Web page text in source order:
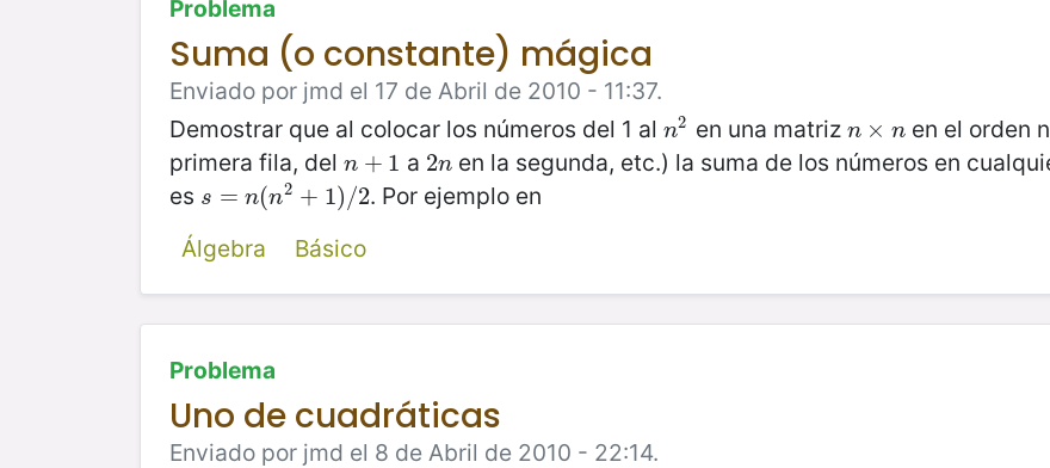
Problema
Suma (o constante) mágica
Enviado por jmd el 17 de Abril de 2010 - 11:37.
Demostrar que al colocar los números del 1 al n2
n2 en una matriz n × n
n×n en el orden
primera fila, del n + 1
n+1 a 2n
2n en la segunda, etc.) la suma de los números en
es s = n(n2 + 1) /2
s =n (n2+ 1)/ 2
. Por ejemplo en
Álgebra
Básico
Problema
Uno de cuadráticas
Enviado por jmd el 8 de Abril de 2010 - 22:14.